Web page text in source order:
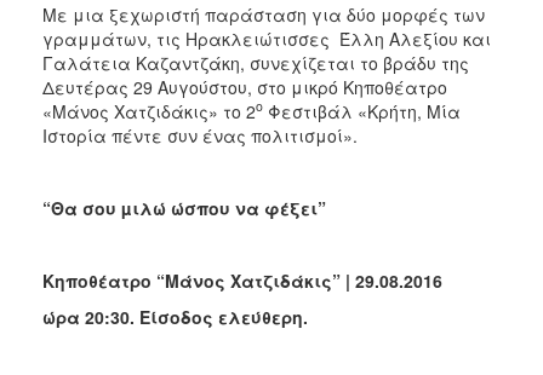
Με μια ξεχωριστή παράσταση για δύο μορφές των
γραμμάτων, τις Ηρακλειώτισσες Έλλη Αλεξίου και
Γαλάτεια Καζαντζάκη, συνεχίζεται το βράδυ της
Δευτέρας 29 Αυγούστου, στο μικρό Κηποθέατρο
«Μάνος Χατζιδάκις» το 2ο Φεστιβάλ «Κρήτη, Μία
Ιστορία πέντε συν ένας πολιτισμοί».
“Θα σου µιλώ ώσπου να φέξει”
Κηποθέατρο “Μάνος Χατζιδάκις” | 29.08.2016
ώρα 20:30. Είσοδος ελεύθερη.